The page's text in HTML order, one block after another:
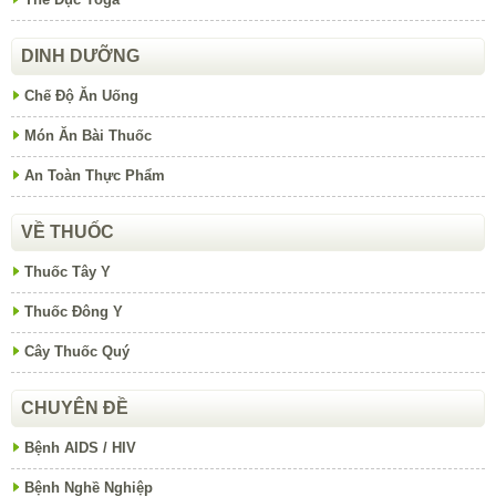
DINH DƯỠNG
Chế Độ Ăn Uống
Món Ăn Bài Thuốc
An Toàn Thực Phẩm
VỀ THUỐC
Thuốc Tây Y
Thuốc Đông Y
Cây Thuốc Quý
CHUYÊN ĐỀ
Bệnh AIDS / HIV
Bệnh Nghề Nghiệp